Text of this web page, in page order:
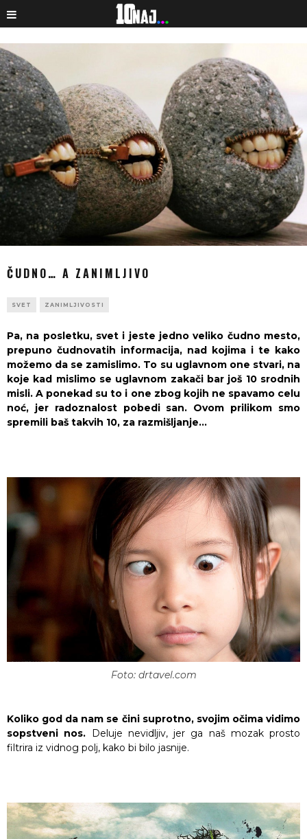
ČUDNO… A ZANIMLJIVO
SVET ZANIMLJIVOSTI
Pa, na posletku, svet i jeste jedno veliko čudno mesto,
prepuno čudnovatih informacija, nad kojima i te kako
možemo da se zamislimo. To su uglavnom one stvari, na
koje kad mislimo se uglavnom zakači bar još 10 srodnih
misli. A ponekad su to i one zbog kojih ne spavamo celu
noć, jer radoznalost pobedi san. Ovom prilikom smo
spremili baš takvih 10, za razmišljanje…
Foto: drtavel.com
Koliko god da nam se čini suprotno, svojim očima vidimo
sopstveni nos. Deluje nevidljiv, jer ga naš mozak prosto
filtrira iz vidnog polj, kako bi bilo jasnije.